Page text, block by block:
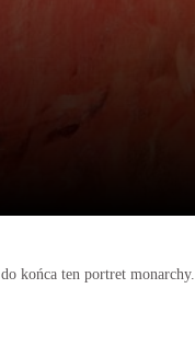
końca ten portret monarchy.